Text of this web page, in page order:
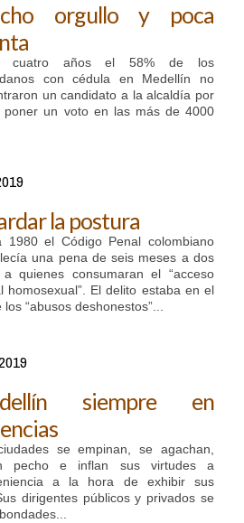
orgullo y poca
cuatro años el 58% de los
con cédula en Medellín no
un candidato a la alcaldía por
un voto en las más de 4000
la postura
1980 el Código Penal colombiano
una pena de seis meses a dos
quienes consumaran el “acceso
homosexual”. El delito estaba en el
“abusos deshonestos”...
siempre en
se empinan, se agachan,
pecho e inflan sus virtudes a
a la hora de exhibir sus
dirigentes públicos y privados se